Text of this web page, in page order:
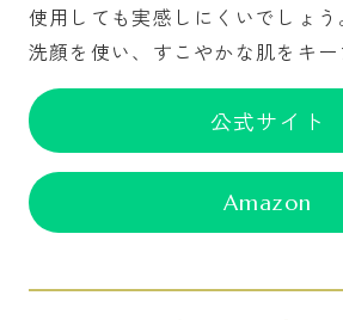
使用しても実感しにくいでしょう
洗顔を使い、すこやかな肌をキー
公式サイト
Amazon